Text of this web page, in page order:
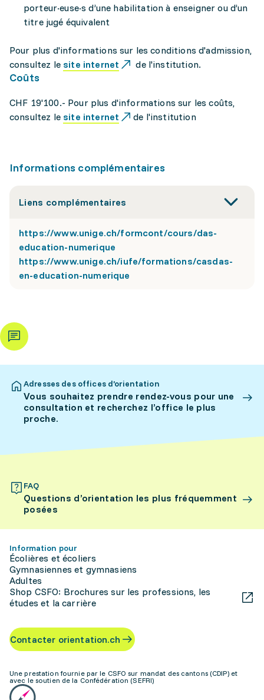
porteur·euse·s d’une habilitation à enseigner ou d’un
titre jugé équivalent
Pour plus d'informations sur les conditions d'admission,
consultez le site internet de l'institution.
Coûts
CHF 19'100.- Pour plus d'informations sur les coûts,
consultez le site internet de l'institution
Informations complémentaires
Liens complémentaires
https://www.unige.ch/formcont/cours/das-
education-numerique
https://www.unige.ch/iufe/formations/casdas-
en-education-numerique
Adresses des offices d’orientation
Vous souhaitez prendre rendez-vous pour une
consultation et recherchez l’office le plus
proche.
FAQ
Questions d’orientation les plus fréquemment
posées
Information pour
Écolières et écoliers
Gymnasiennes et gymnasiens
Adultes
Shop CSFO: Brochures sur les professions, les
études et la carrière
Contacter orientation.ch
Une prestation fournie par le CSFO sur mandat des cantons (CDIP) et
avec le soutien de la Confédération (SEFRI)